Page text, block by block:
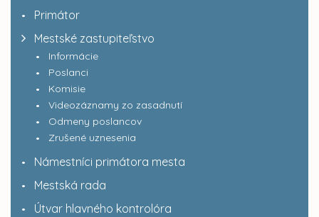
Primátor
Mestské zastupiteľstvo
Informácie
Poslanci
Komisie
Videozáznamy zo zasadnutí
Odmeny poslancov
Zrušené uznesenia
Námestníci primátora mesta
Mestská rada
Útvar hlavného kontrolóra